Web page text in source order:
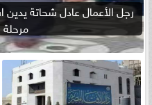
رجل الأعمال عادل شحاتة يدين